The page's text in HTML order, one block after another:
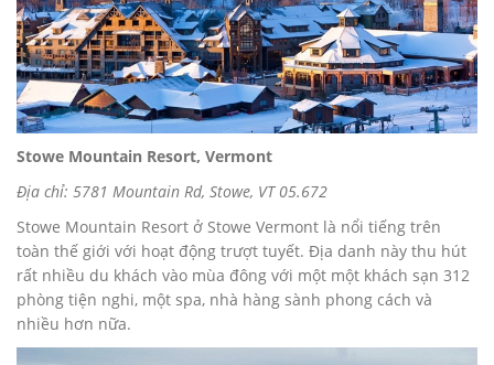
Stowe Mountain Resort, Vermont
Địa chỉ: 5781 Mountain Rd, Stowe, VT 05.672
Stowe Mountain Resort ở Stowe Vermont là nổi tiếng trên
toàn thế giới với hoạt động trượt tuyết. Địa danh này thu hút
rất nhiều du khách vào mùa đông với một một khách sạn 312
phòng tiện nghi, một spa, nhà hàng sành phong cách và
nhiều hơn nữa.